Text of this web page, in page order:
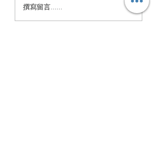
是對生活最溫柔的詮釋。 #
撰寫留言......